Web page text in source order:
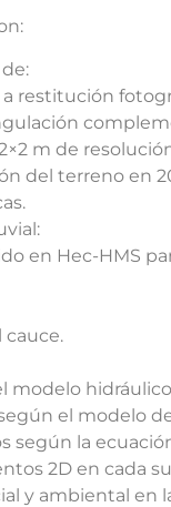
restitución
m de
del terreno en
en Hec-HMS
modelo
el modelo
la
2D en cada
y ambiental en